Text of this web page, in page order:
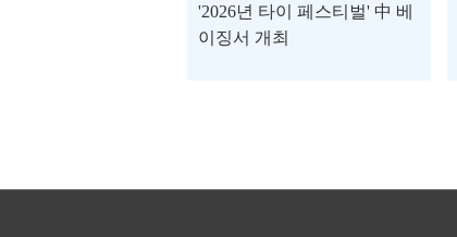
'2026년 타이 페스티벌' 中 베
이징서 개최